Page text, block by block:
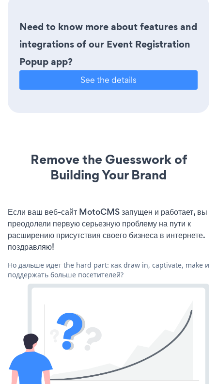
Need to know more about features and
integrations of our Event Registration
Popup app?
See the details
Remove the Guesswork of
Building Your Brand
Если ваш веб-сайт MotoCMS запущен и работает, вы
преодолели первую серьезную проблему на пути к
расширению присутствия своего бизнеса в интернете.
поздравляю!
Но дальше идет the hard part: как draw in, captivate, make и
поддержать больше посетителей?